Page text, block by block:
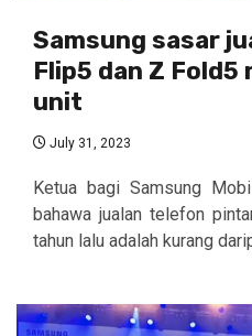
Samsung sasar
Flip5 dan Z Fold5
unit
July 31, 2023
Ketua bagi Samsung
bahawa jualan telefon
tahun lalu adalah kurang